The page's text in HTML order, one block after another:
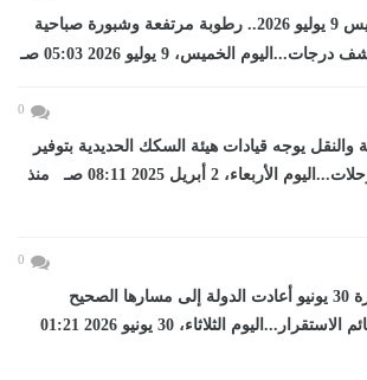
طقس الخميس 9 يوليو 2026.. رطوبة مرتفعة وشبورة صباحية
الخميس، 9 يوليو 2026 05:03 صـ
0
والنقل يوجه قيادات هيئة السكك الحديدية بتوفير
أماكن في رحلات...اليوم الأربعاء، 2 أبريل 2025 08:11 صـ منذ
0
برلماني: ثورة 30 يونيو أعادت الدولة إلى مسارها الصحيح
ورسخت دعائم الاستقرار...اليوم الثلاثاء، 30 يونيو 2026 01:21